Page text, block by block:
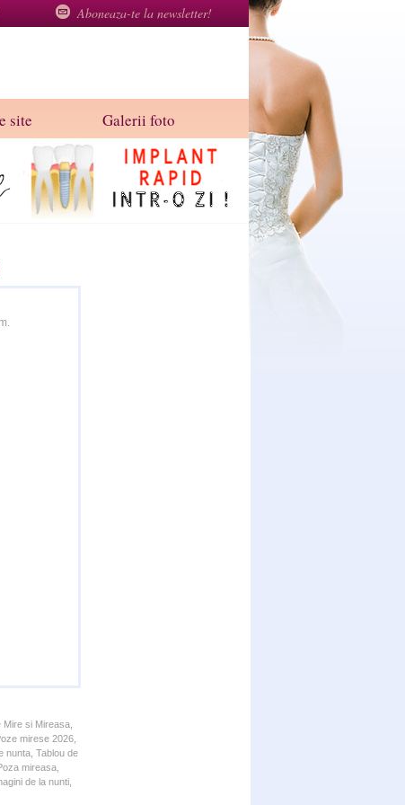
Aboneaza-te la newsletter!
site Galerii foto
si Mireasa,
mirese 2026,
nunta, Tablou de
mireasa,
de la nunti,